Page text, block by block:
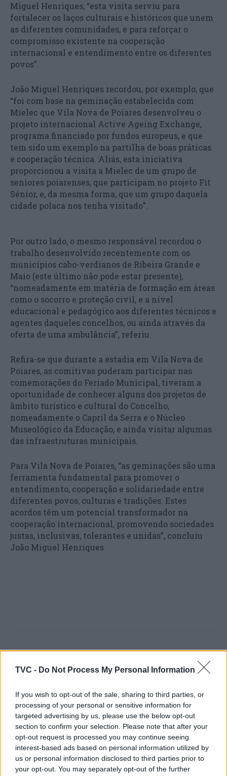
TVC - Do Not Process My Personal Information
If you wish to opt-out of the sale, sharing to third parties, or
processing of your personal or sensitive information for
targeted advertising by us, please use the below opt-out
section to confirm your selection. Please note that after your
opt-out request is processed you may continue seeing
interest-based ads based on personal information utilized by
us or personal information disclosed to third parties prior to
your opt-out. You may separately opt-out of the further
Miguel Henriques, “esta visita serviu para
fortalecer os laços culturais e históricos que unem
as diferentes comunidades, e para reforçar o
compromisso existente na cooperação
internacional e entendimento entre os diferentes
povos”.
João Miguel Henriques recordou, por exemplo, que
“foi com base na geminação estabelecida com
Mielec que Vila Nova de Poiares desenvolveu o
projeto internacional Active Ageing Exchange,
programa financiado por fundos europeus, e que
tem sido um exemplo na partilha de boas práticas
e cooperação técnica. Aliás, esta iniciativa
proporcionou a visita a Mielec de um grupo de
seniores poiarenses, que participam no projeto Fit
Sénior, e, da mesma forma, que um grupo daquela
cidade polaca nos tenha visitado”.
Por outro lado, o mesmo responsável recordou o
trabalho desenvolvido recentemente com os
municípios cabo-verdianos de Ribeira Grande e
Maio (este último não pode estar presente),
“nomeadamente em matéria de formação em áreas
como o socorro e proteção civil, e a nível
educacional e pedagógico aos diferentes técnicos e
agentes daqueles concelhos, ou ainda através da
oferta de uma ambulância”, referiu.
Refira-se que durante a estadia em Vila Nova de
Poiares, as comitivas puderam participar nas
comemorações do Feriado Municipal, tiveram a
oportunidade de conhecer alguns dos projetos de
âmbito turístico e cultural do Concelho,
nomeadamente o Capril da Serra e o Núcleo
Museológico da Educação, e ainda visitar algumas
das infraestruturas municipais.
Para Vila Nova de Poiares, “as geminações são uma
ferramenta fundamental para promover o
entendimento, cooperação e solidariedade entre
diferentes povos, culturas e tradições. Estes
acordos têm um potencial transformador na
cooperação internacional, promovendo sociedades
justas, inclusivas, tolerantes e unidas”, concluiu
João Miguel Henriques
Enoturismo do Centro de
feira mundial de turismo
para promover mais de
1.000 experiências
Coimbra acolhe a 2ª edição
Nacional de Estudantes de
Ciência de Dados
ARTIGOS RELACIONADOSMAIS DO AUTOR